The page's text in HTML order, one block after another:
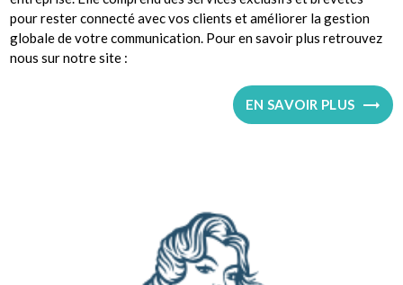
pour rester connecté avec vos clients et améliorer la gestion
globale de votre communication. Pour en savoir plus retrouvez
nous sur notre site :
EN SAVOIR PLUS